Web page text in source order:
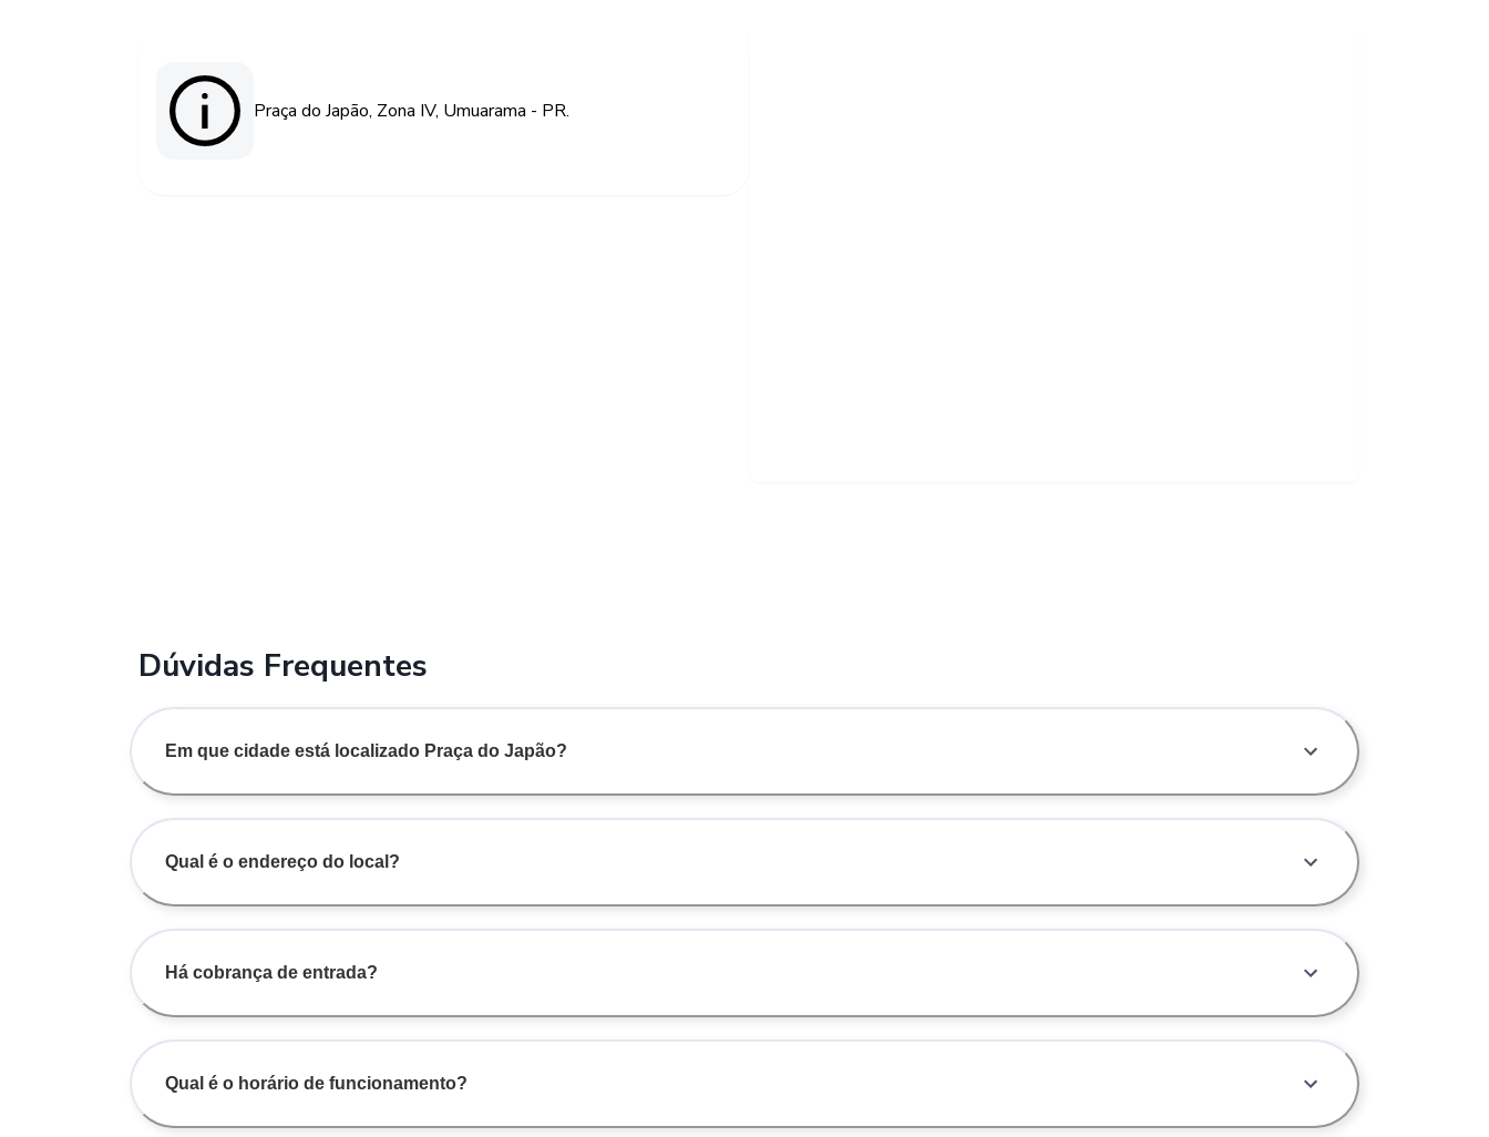
Praça do Japão, Zona IV, Umuarama - PR.
Dúvidas Frequentes
Em que cidade está localizado Praça do Japão?
Qual é o endereço do local?
Há cobrança de entrada?
Qual é o horário de funcionamento?